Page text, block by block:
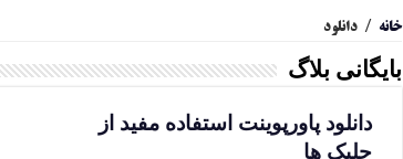
خانه / دانلود
بایگانی بلاگ
دانلود پاورپوینت استفاده مفید از
جلبک ها